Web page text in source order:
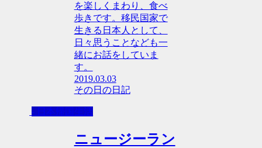
を楽しくまわり、食べ
歩きです。移民国家で
生きる日本人として、
日々思うことなども一
緒にお話をしていま
す。
2019.03.03
その日の日記
- 日本帰国生活
ニュージーラン